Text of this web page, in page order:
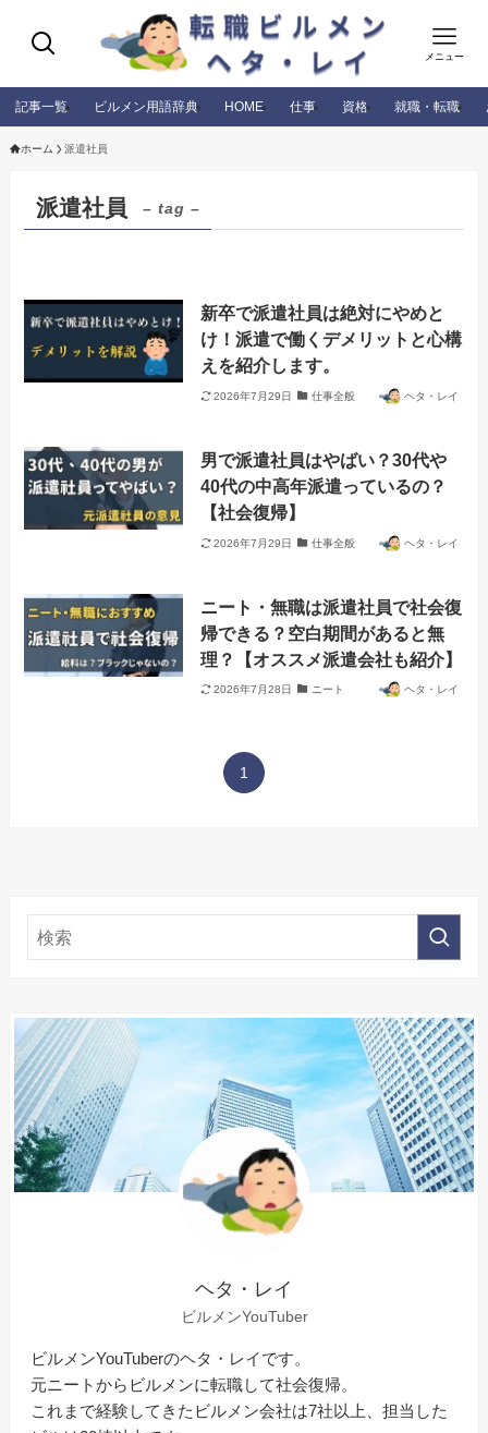
メニュー
記事一覧 ビルメン用語辞典 HOME 仕事 資格 就職・転職
ホーム 派遣社員
派遣社員 – tag –
新卒で派遣社員は絶対にやめと
け！派遣で働くデメリットと心構
えを紹介します。
2026年7月29日 仕事全般 ヘタ・レイ
男で派遣社員はやばい？30代や
40代の中高年派遣っているの？
【社会復帰】
2026年7月29日 仕事全般 ヘタ・レイ
ニート・無職は派遣社員で社会復
帰できる？空白期間があると無
理？【オススメ派遣会社も紹介】
2026年7月28日 ニート ヘタ・レイ
1
ヘタ・レイ
ビルメンYouTuber
ビルメンYouTuberのヘタ・レイです。
元ニートからビルメンに転職して社会復帰。
これまで経験してきたビルメン会社は7社以上、担当した